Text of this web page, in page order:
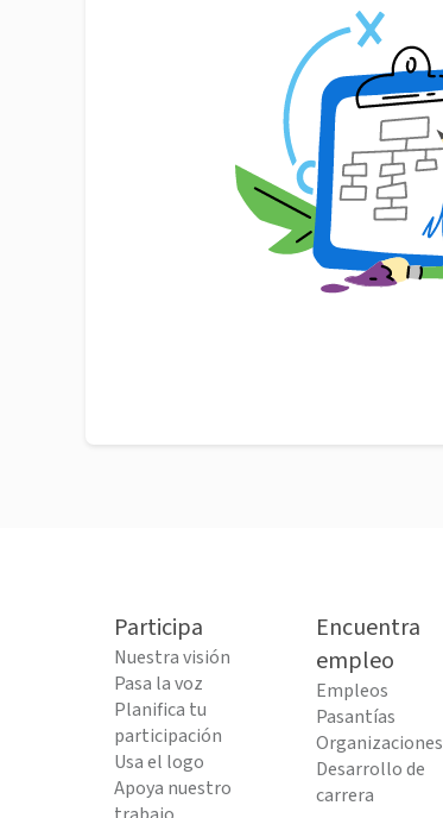
Participa
Nuestra visión
Pasa la voz
Planifica tu
participación
Usa el logo
Apoya nuestro
Encuentra
empleo
Empleos
Pasantías
Organizaciones
Desarrollo de
carrera